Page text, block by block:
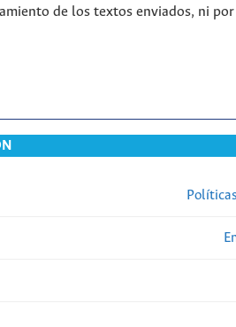
de los textos enviados, ni